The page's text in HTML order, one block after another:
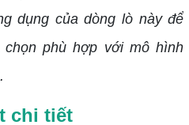
dụng của dòng lò này để
phù hợp với mô hình
chi tiết